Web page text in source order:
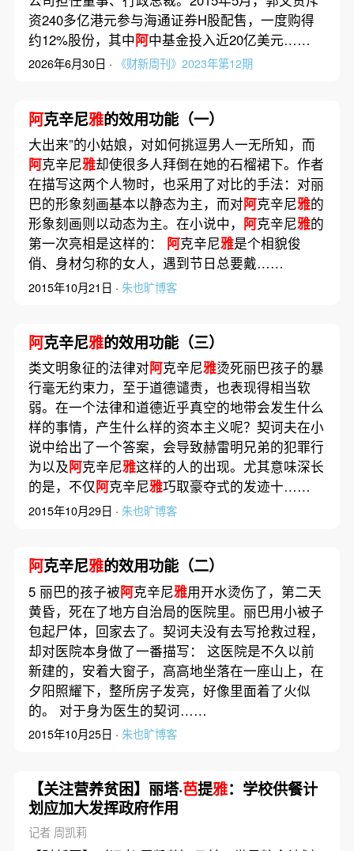
资240多亿港元参与海通证券H股配售，一度购得
约12%股份，其中阿中基金投入近20亿美元……
2026年6月30日 · 《财新周刊》2023年第12期
阿克辛尼雅的效用功能（一）
大出来”的小姑娘，对如何挑逗男人一无所知，而
阿克辛尼雅却使很多人拜倒在她的石榴裙下。作者
在描写这两个人物时，也采用了对比的手法：对丽
巴的形象刻画基本以静态为主，而对阿克辛尼雅的
形象刻画则以动态为主。在小说中， 阿克辛尼雅的
第一次亮相是这样的： 阿克辛尼雅是个相貌俊
俏、身材匀称的女人，遇到节日总要戴……
2015年10月21日 · 朱也旷博客
阿克辛尼雅的效用功能（三）
类文明象征的法律对阿克辛尼雅烫死丽巴孩子的暴
行毫无约束力，至于道德谴责，也表现得相当软
弱。在一个法律和道德近乎真空的地带会发生什么
样的事情，产生什么样的资本主义呢？契诃夫在小
说中给出了一个答案，会导致赫雷明兄弟的犯罪行
为以及阿克辛尼雅这样的人的出现。尤其意味深长
的是，不仅阿克辛尼雅巧取豪夺式的发迹十……
2015年10月29日 · 朱也旷博客
阿克辛尼雅的效用功能（二）
5 丽巴的孩子被阿克辛尼雅用开水烫伤了，第二天
黄昏，死在了地方自治局的医院里。丽巴用小被子
包起尸体，回家去了。契诃夫没有去写抢救过程，
却对医院本身做了一番描写： 这医院是不久以前
新建的，安着大窗子，高高地坐落在一座山上，在
夕阳照耀下，整所房子发亮，好像里面着了火似
的。 对于身为医生的契诃……
2015年10月25日 · 朱也旷博客
【关注营养贫困】丽塔·芭提雅：学校供餐计
划应加大发挥政府作用
记者 周凯莉